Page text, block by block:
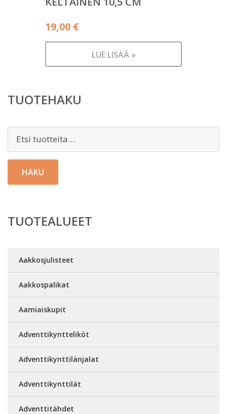
19,00 €
LUE LISÄÄ »
TUOTEHAKU
Etsi:
HAKU
TUOTEALUEET
Aakkosjulisteet
Aakkospalikat
Aamiaiskupit
Adventtikyntteliköt
Adventtikynttilänjalat
Adventtikynttilät
Adventtitähdet